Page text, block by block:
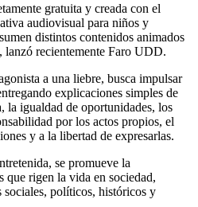
gratuita y creada con el
audiovisual para niños y
distintos contenidos animados
lanzó recientemente Faro UDD.
a una liebre, busca impulsar
explicaciones simples de
la igualdad de oportunidades, los
por los actos propios, el
y a la libertad de expresarlas.
se promueve la
que rigen la vida en sociedad,
políticos, históricos y